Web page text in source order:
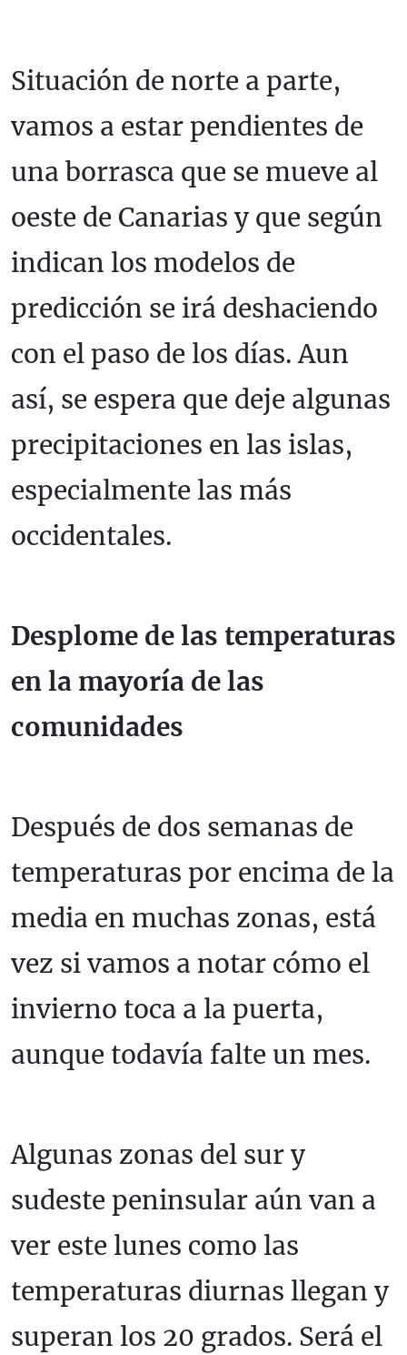
Situación de norte a parte,
vamos a estar pendientes de
una borrasca que se mueve al
oeste de Canarias y que según
indican los modelos de
predicción se irá deshaciendo
con el paso de los días. Aun
así, se espera que deje algunas
precipitaciones en las islas,
especialmente las más
occidentales.
Desplome de las temperaturas
en la mayoría de las
comunidades
Después de dos semanas de
temperaturas por encima de la
media en muchas zonas, está
vez si vamos a notar cómo el
invierno toca a la puerta,
aunque todavía falte un mes.
Algunas zonas del sur y
sudeste peninsular aún van a
ver este lunes como las
temperaturas diurnas llegan y
superan los 20 grados. Será el